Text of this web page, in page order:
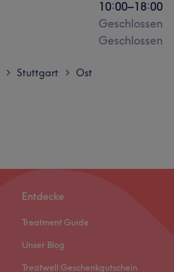
10:00–18:00
Geschlossen
Geschlossen
> Stuttgart > Ost
Entdecke
Treatment Guide
Unser Blog
Treatwell Geschenkgutschein